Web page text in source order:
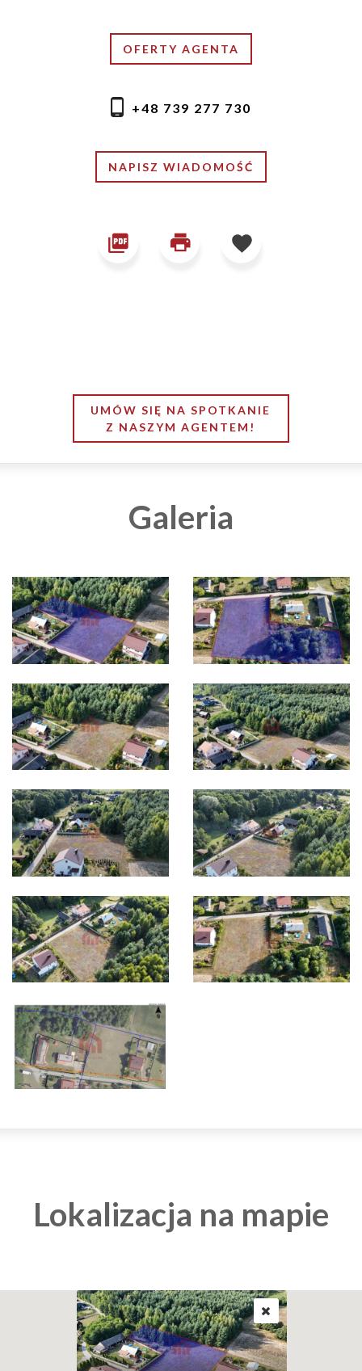
OFERTY AGENTA
+48 739 277 730
NAPISZ WIADOMOŚĆ
UMÓW SIĘ NA SPOTKANIE
Z NASZYM AGENTEM!
Galeria
Lokalizacja na mapie